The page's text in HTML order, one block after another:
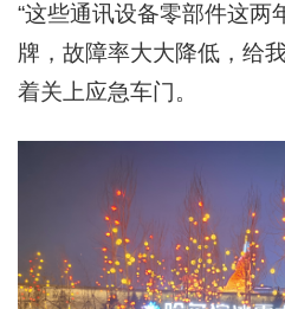
“这些通讯设备零部件这两
牌，故障率大大降低，给
着关上应急车门。